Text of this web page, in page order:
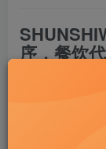
序，餐饮
在私域流量变
创业者、代理